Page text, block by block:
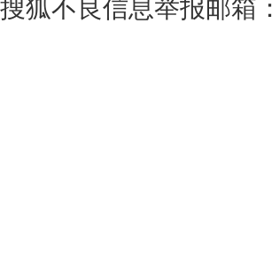
搜狐不良信息举报邮箱：